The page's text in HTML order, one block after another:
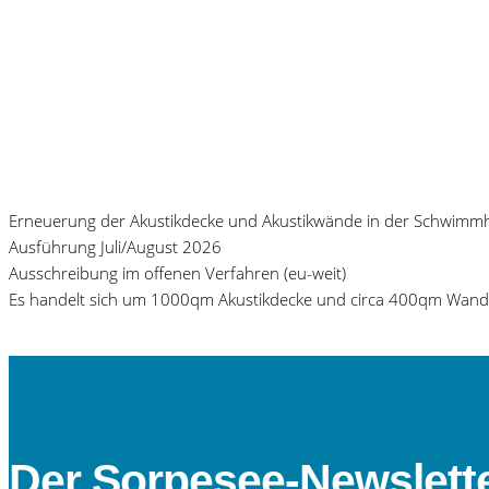
Erneuerung der Akustikdecke und Akustikwände in der
Ausführung Juli/August 2026
Ausschreibung im offenen Verfahren (eu-weit)
Es handelt sich um 1000qm Akustikdecke und circa 400qm